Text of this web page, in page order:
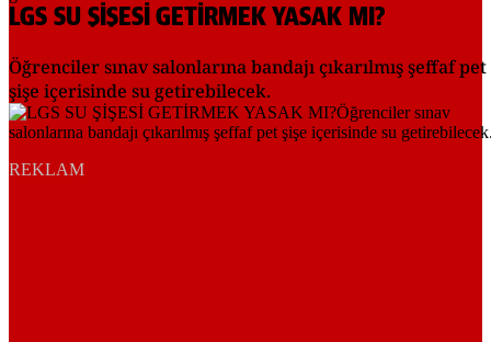
LGS SU ŞİŞESİ GETİRMEK YASAK MI?
Öğrenciler sınav salonlarına bandajı çıkarılmış şeffaf pet
şişe içerisinde su getirebilecek.
REKLAM